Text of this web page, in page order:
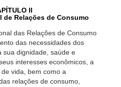
II
de Relações de Consumo
das Relações de Consumo
das necessidades dos
sua dignidade, saúde e
interesses econômicos, a
vida, bem como a
relações de consumo,